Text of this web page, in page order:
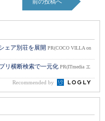
前の投稿へ
ェア別荘を展開 PR(COCO VILLA on
リ横断検索で一元化 PR(ITmedia エ
Recommended by